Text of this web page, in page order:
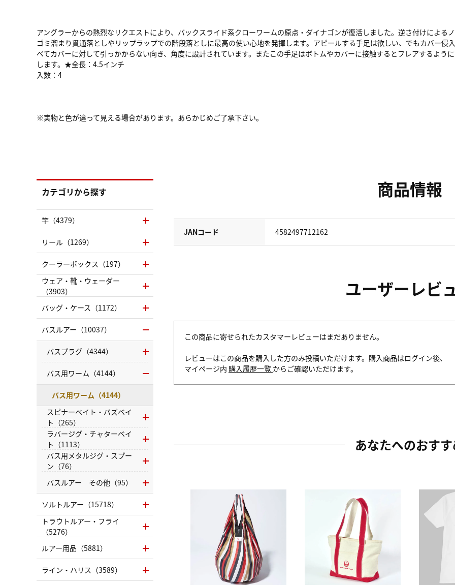
アングラーからの熱烈なリクエストにより、バックスライド系クローワームの原点・ダイナゴンが復活しました。逆さ付けによる
ゴミ溜まり貫通落としやリップラップでの階段落としに最高の使い心地を発揮します。アピールする手足は欲しい、でもカバー侵
べてカバーに対して引っかからない向き、角度に設計されています。またこの手足はボトムやカバーに接触するとフレアするよう
します。★全長：4.5インチ
入数：4
※実物と色が違って見える場合があります。あらかじめご了承下さい。
商品情報
JANコード 4582497712162
ユーザーレビ
この商品に寄せられたカスタマーレビューはまだありません。
レビューはこの商品を購入した方のみ投稿いただけます。購入商品はログイン後、
マイページ内 購入履歴一覧 からご確認いただけます。
あなたへのおす
カテゴリから探す
竿（4379）
リール（1269）
クーラーボックス（197）
ウェア・靴・ウェーダー
（3903）
バッグ・ケース（1172）
バスルアー（10037）
バスプラグ（4344）
バス用ワーム（4144）
バス用ワーム（4144）
スピナーベイト・バズベイ
ト（265）
ラバージグ・チャターベイ
ト（1113）
バス用メタルジグ・スプー
ン（76）
バスルアー その他（95）
ソルトルアー（15718）
トラウトルアー・フライ
（5276）
ルアー用品（5881）
ライン・ハリス（3589）